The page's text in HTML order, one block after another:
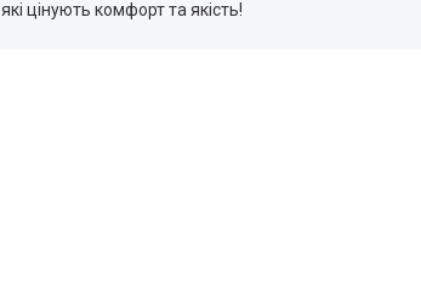
цінують комфорт та якість!